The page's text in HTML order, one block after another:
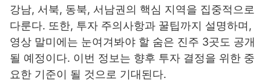
강남, 서북, 동북, 서남권의 핵심 지역을 집중적으로
다룬다. 또한, 투자 주의사항과 꿀팁까지 설명하며,
영상 말미에는 눈여겨봐야 할 숨은 진주 3곳도 공개
될 예정이다. 이번 정보는 향후 투자 결정을 위한 중
요한 기준이 될 것으로 기대된다.